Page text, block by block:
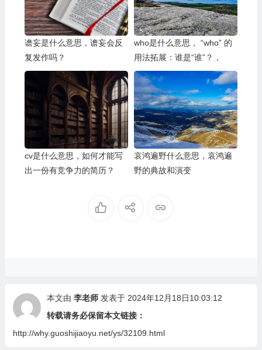
谵妄是什么意思，谵妄会反
复发作吗？
who是什么意思， “who” 的
用法拓展：谁是“谁”？，
cv是什么意思，如何才能写
出一份有竞争力的简历？
哀鸿遍野什么意思，哀鸿遍
野的典故和演变
本文由 李老师发表于 2024年12月18日10:03:12
转载请务必保留本文链接：
http://why.guoshijiaoyu.net/ys/32109.html